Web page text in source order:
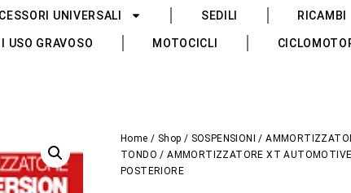
UNIVERSALI SEDILI RICAMBI
USO GRAVOSO MOTOCICLI
Home / Shop / SOSPENSIONI /
TONDO / AMMORTIZZATORE XT
POSTERIORE